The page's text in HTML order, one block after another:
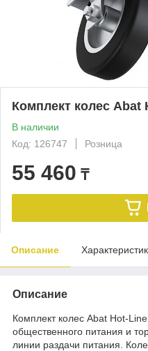
Комплект колес Abat
В наличии
Код: 126747
Розница
55 460 ₸
Описание
Описание
Комплект колес Abat Hot-
общественного питания и
линии раздачи питания.